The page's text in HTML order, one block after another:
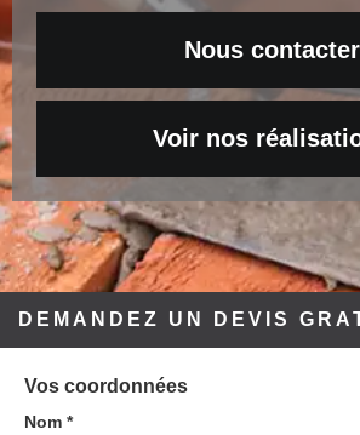
Nous contacter
Voir nos
DEMANDEZ UN DEVIS
Vos coordonnées
Nom *